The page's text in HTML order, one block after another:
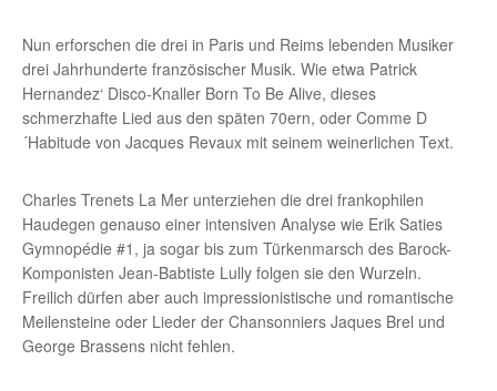
Nun erforschen die drei in Paris und Reims lebenden Musiker
drei Jahrhunderte französischer Musik. Wie etwa Patrick
Hernandez‘ Disco-Knaller Born To Be Alive, dieses
schmerzhafte Lied aus den späten 70ern, oder Comme D
´Habitude von Jacques Revaux mit seinem weinerlichen Text.
Charles Trenets La Mer unterziehen die drei frankophilen
Haudegen genauso einer intensiven Analyse wie Erik Saties
Gymnopédie #1, ja sogar bis zum Türkenmarsch des Barock-
Komponisten Jean-Babtiste Lully folgen sie den Wurzeln.
Freilich dürfen aber auch impressionistische und romantische
Meilensteine oder Lieder der Chansonniers Jaques Brel und
George Brassens nicht fehlen.